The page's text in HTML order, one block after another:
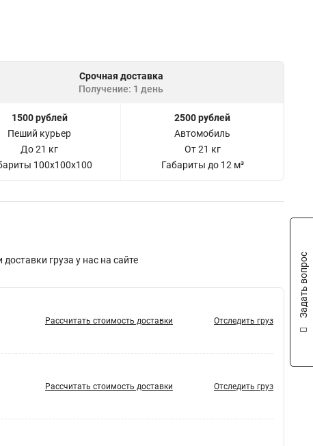
Срочная доставка
Получение: 1 день
1500 рублей
Пеший курьер
До 21 кг
100x100x100
2500 рублей
Автомобиль
От 21 кг
Габариты до 12 м³
груза у нас на сайте
Рассчитать стоимость доставки Отследить груз
Рассчитать стоимость доставки Отследить груз
Задать вопрос